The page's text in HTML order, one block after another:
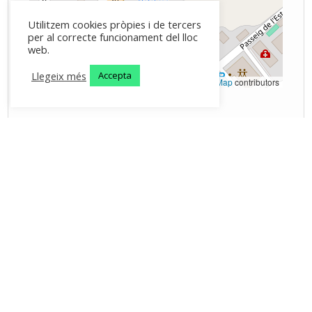
Leaflet OpenStreetMapcontributors
Utilitzem cookies pròpies i de tercers
per al correcte funcionament del lloc
web.
Llegeix més
Accepta